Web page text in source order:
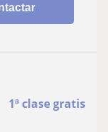
1ª clase gratis